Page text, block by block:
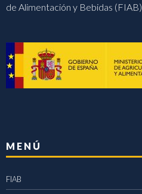
de Alimentación y Bebidas (FIAB)
MENÚ
FIAB